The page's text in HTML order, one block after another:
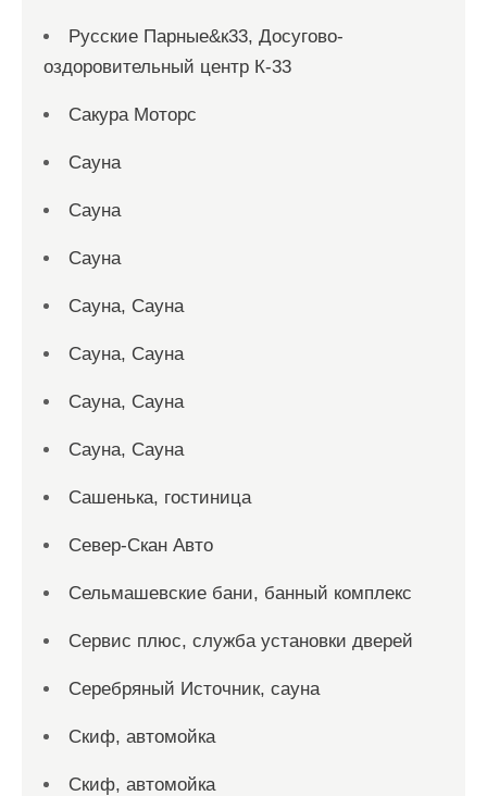
Русские Парные&к33, Досугово-
оздоровительный центр К-33
Сакура Моторс
Сауна
Сауна
Сауна
Сауна, Сауна
Сауна, Сауна
Сауна, Сауна
Сауна, Сауна
Сашенька, гостиница
Север-Скан Авто
Сельмашевские бани, банный комплекс
Сервис плюс, служба установки дверей
Серебряный Источник, сауна
Скиф, автомойка
Скиф, автомойка